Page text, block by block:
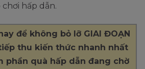
hấp dẫn.
để không bỏ lỡ GIAI ĐOẠN
thu kiến thức nhanh nhất
phần quà hấp dẫn đang chờ